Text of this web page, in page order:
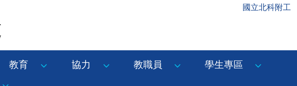
國立北科附工
教育 協力 教職員
學生專區